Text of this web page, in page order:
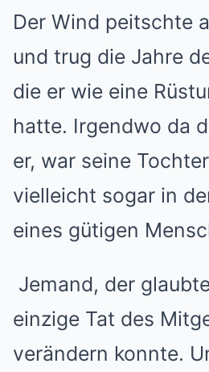
Der Wind peitschte
und trug die Jahre
die er wie eine
hatte. Irgendwo da
er, war seine
vielleicht sogar in
eines gütigen
Jemand, der
einzige Tat des
verändern konnte.